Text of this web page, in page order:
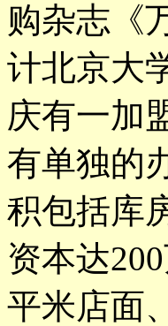
购杂志《
计北京大
庆有一加
有单独的
积包括库
资本达
平米店面